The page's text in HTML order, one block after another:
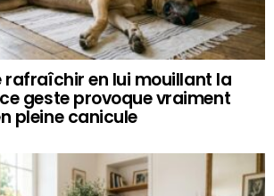
rafraîchir en lui mouillant la
geste provoque vraiment
pleine canicule